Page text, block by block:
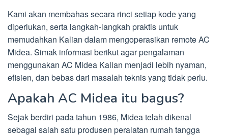
Kami akan membahas secara rinci setiap kode yang
diperlukan, serta langkah-langkah praktis untuk
memudahkan Kalian dalam mengoperasikan remote AC
Midea. Simak informasi berikut agar pengalaman
menggunakan AC Midea Kalian menjadi lebih nyaman,
efisien, dan bebas dari masalah teknis yang tidak perlu.
Apakah AC Midea itu bagus?
Sejak berdiri pada tahun 1986, Midea telah dikenal
sebagai salah satu produsen peralatan rumah tangga